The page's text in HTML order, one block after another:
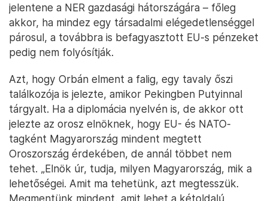
jelentene a NER gazdasági hátországára – főleg
akkor, ha mindez egy társadalmi elégedetlenséggel
párosul, a továbbra is befagyasztott EU-s pénzeket
pedig nem folyósítják.
Azt, hogy Orbán elment a falig, egy tavaly őszi
találkozója is jelezte, amikor Pekingben Putyinnal
tárgyalt. Ha a diplomácia nyelvén is, de akkor ott
jelezte az orosz elnöknek, hogy EU- és NATO-
tagként Magyarország mindent megtett
Oroszország érdekében, de annál többet nem
tehet. „Elnök úr, tudja, milyen Magyarország, mik a
lehetőségei. Amit ma tehetünk, azt megtesszük.
Megmentünk mindent, amit lehet a kétoldalú